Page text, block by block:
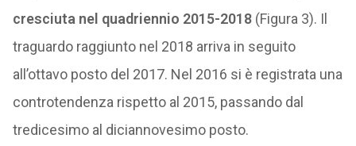
cresciuta nel quadriennio 2015-2018(Figura 3). Il
traguardo raggiunto nel 2018 arriva in seguito
all’ottavo posto del 2017. Nel 2016 si è registrata una
controtendenza rispetto al 2015, passando dal
tredicesimo al diciannovesimo posto.